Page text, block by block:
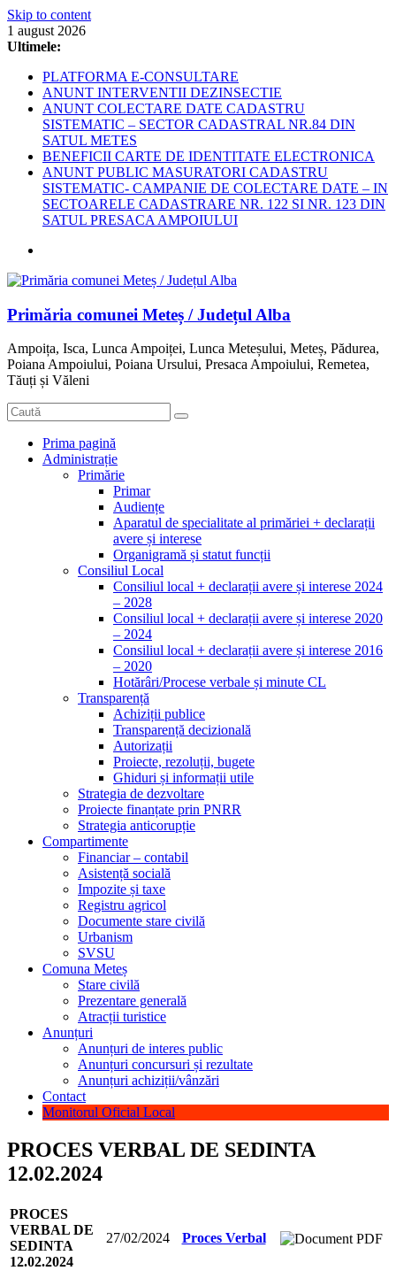
Skip to content
1 august 2026
Ultimele:
PLATFORMA E-CONSULTARE
ANUNT INTERVENTII DEZINSECTIE
ANUNT COLECTARE DATE CADASTRU
SISTEMATIC – SECTOR CADASTRAL NR.84 DIN
SATUL METES
BENEFICII CARTE DE IDENTITATE ELECTRONICA
ANUNT PUBLIC MASURATORI CADASTRU
SISTEMATIC- CAMPANIE DE COLECTARE DATE – IN
SECTOARELE CADASTRARE NR. 122 SI NR. 123 DIN
SATUL PRESACA AMPOIULUI
Primăria comunei Meteș / Județul Alba
Ampoița, Isca, Lunca Ampoiței, Lunca Meteșului, Meteș, Pădurea,
Poiana Ampoiului, Poiana Ursului, Presaca Ampoiului, Remetea,
Tăuți și Văleni
Prima pagină
Administrație
Primărie
Primar
Audiențe
Aparatul de specialitate al primăriei + declarații
avere și interese
Organigramă și statut funcții
Consiliul Local
Consiliul local + declarații avere și interese 2024
– 2028
Consiliul local + declarații avere și interese 2020
– 2024
Consiliul local + declarații avere și interese 2016
– 2020
Hotărâri/Procese verbale și minute CL
Transparență
Achiziții publice
Transparență decizională
Autorizații
Proiecte, rezoluții, bugete
Ghiduri și informații utile
Strategia de dezvoltare
Proiecte finanțate prin PNRR
Strategia anticorupție
Compartimente
Financiar – contabil
Asistență socială
Impozite și taxe
Registru agricol
Documente stare civilă
Urbanism
SVSU
Comuna Meteș
Stare civilă
Prezentare generală
Atracții turistice
Anunțuri
Anunțuri de interes public
Anunțuri concursuri și rezultate
Anunțuri achiziții/vânzări
Contact
Monitorul Oficial Local
PROCES VERBAL DE SEDINTA
12.02.2024
PROCES
VERBAL DE
SEDINTA
12.02.2024
27/02/2024 Proces Verbal